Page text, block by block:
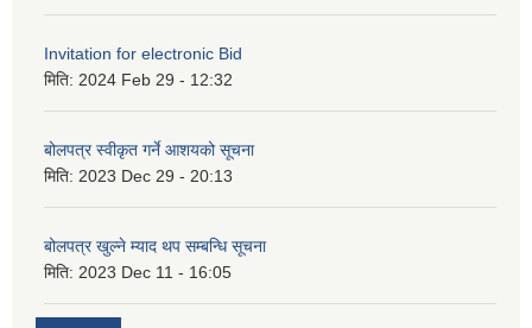
Invitation for electronic Bid
मिति: 2024 Feb 29 - 12:32
बोलपत्र स्वीकृत गर्ने आशयको सूचना
मिति: 2023 Dec 29 - 20:13
बोलपत्र खुल्ने म्याद थप सम्बन्धि सूचना
मिति: 2023 Dec 11 - 16:05